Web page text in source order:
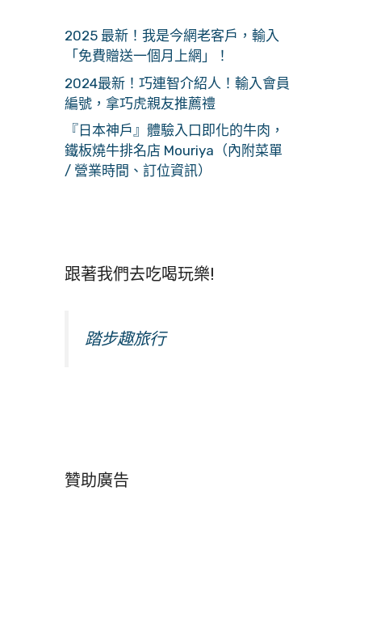
2025 最新！我是今網老客戶，輸入
「免費贈送一個月上網」！
2024最新！巧連智介紹人！輸入會員
編號，拿巧虎親友推薦禮
『日本神戶』體驗入口即化的牛肉，
鐵板燒牛排名店 Mouriya（內附菜單
/ 營業時間、訂位資訊）
跟著我們去吃喝玩樂!
踏步趣旅行
贊助廣告